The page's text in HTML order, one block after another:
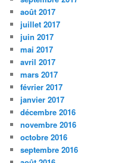
août 2017
juillet 2017
juin 2017
mai 2017
avril 2017
mars 2017
février 2017
janvier 2017
décembre 2016
novembre 2016
octobre 2016
septembre 2016